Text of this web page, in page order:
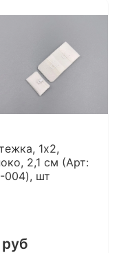
1х2,
2,1 см (Арт:
004), шт